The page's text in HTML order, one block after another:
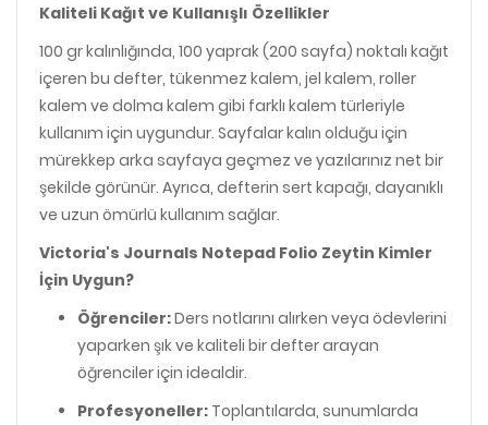
Kaliteli Kağıt ve Kullanışlı Özellikler
100 gr kalınlığında, 100 yaprak (200 sayfa) noktalı kağıt
içeren bu defter, tükenmez kalem, jel kalem, roller
kalem ve dolma kalem gibi farklı kalem türleriyle
kullanım için uygundur. Sayfalar kalın olduğu için
mürekkep arka sayfaya geçmez ve yazılarınız net bir
şekilde görünür. Ayrıca, defterin sert kapağı, dayanıklı
ve uzun ömürlü kullanım sağlar.
Victoria's Journals Notepad Folio Zeytin Kimler
İçin Uygun?
Öğrenciler:Ders notlarını alırken veya ödevlerini
yaparken şık ve kaliteli bir defter arayan
öğrenciler için idealdir.
Profesyoneller: Toplantılarda, sunumlarda